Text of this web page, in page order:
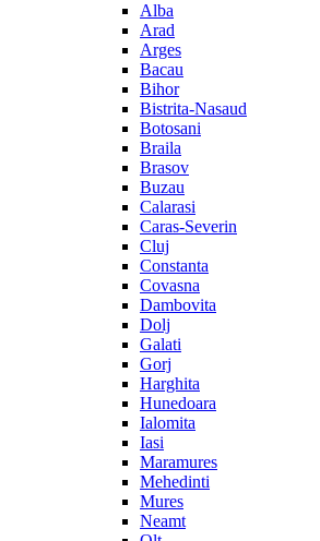
Alba
Arad
Arges
Bacau
Bihor
Bistrita-Nasaud
Botosani
Braila
Brasov
Buzau
Calarasi
Caras-Severin
Cluj
Constanta
Covasna
Dambovita
Dolj
Galati
Gorj
Harghita
Hunedoara
Ialomita
Iasi
Maramures
Mehedinti
Mures
Neamt